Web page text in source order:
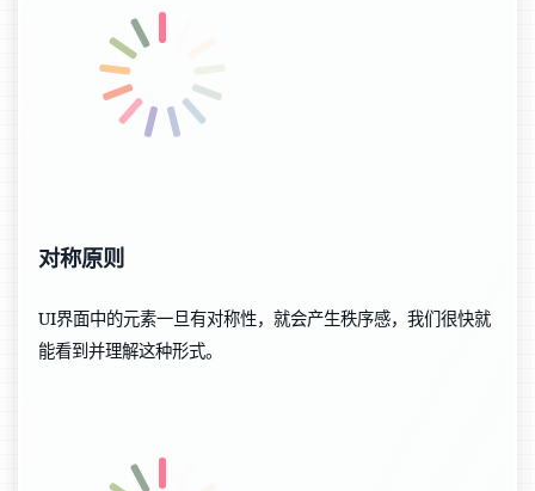
对称原则
UI界面中的元素一旦有对称性，就会产生秩序感，我们很快就
能看到并理解这种形式。